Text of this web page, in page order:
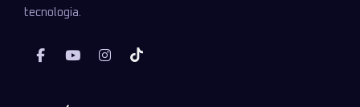
tecnologia.